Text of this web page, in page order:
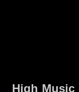
High Music